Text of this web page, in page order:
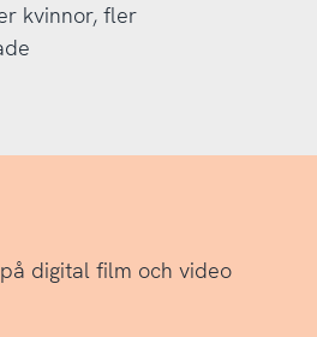
kvinnor, fler
digital film och video